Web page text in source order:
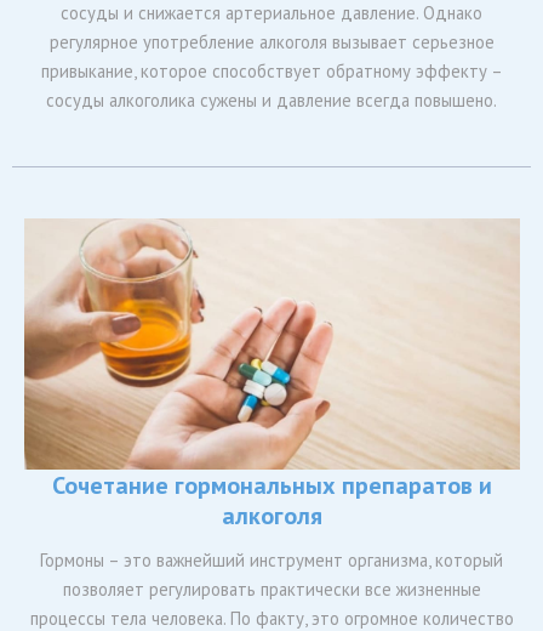
сосуды и снижается артериальное давление. Однако
регулярное употребление алкоголя вызывает серьезное
привыкание, которое способствует обратному эффекту –
сосуды алкоголика сужены и давление всегда повышено.
Сочетание гормональных препаратов и
алкоголя
Гормоны – это важнейший инструмент организма, который
позволяет регулировать практически все жизненные
процессы тела человека. По факту, это огромное количество